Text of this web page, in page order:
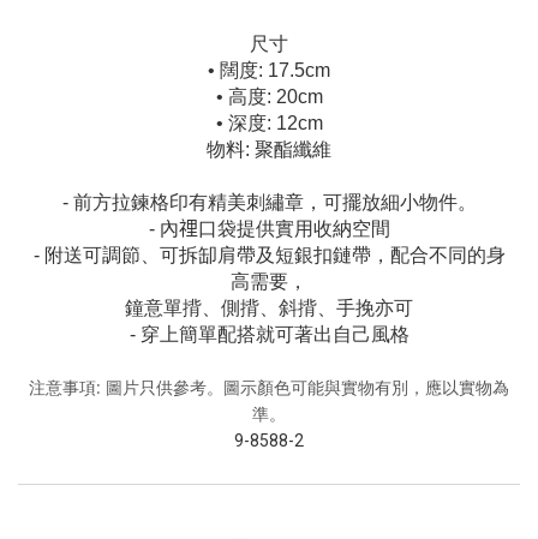
尺寸
• 闊度: 17.5cm
• 高度: 20cm
• 深度: 12cm
物料: 聚酯纖維
- 前方拉鍊格印有精美刺繡章，可擺放細小物件。
- 內𥚃口袋提供實用收納空間
- 附送可調節、可拆缷肩帶及短銀扣鏈帶，配合不同的身
高需要，
鐘意單揹、側揹、斜揹、手挽亦可
- 穿上簡單配搭就可著出自己風格
注意事項: 圖片只供參考。圖示顏色可能與實物有別，應以實物為
準。
9-8588-2